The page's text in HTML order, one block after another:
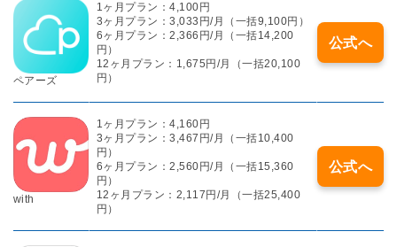
ペアーズ
1ヶ月プラン：4,100円
3ヶ月プラン：3,033円/月（一括9,100円）
6ヶ月プラン：2,366円/月（一括14,200
円）
12ヶ月プラン：1,675円/月（一括20,100
円）
公式へ
with
1ヶ月プラン：4,160円
3ヶ月プラン：3,467円/月（一括10,400
円）
6ヶ月プラン：2,560円/月（一括15,360
円）
12ヶ月プラン：2,117円/月（一括25,400
円）
公式へ